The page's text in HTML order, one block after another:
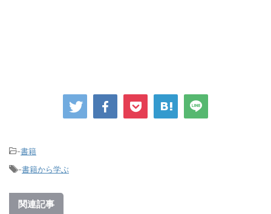
-書籍
-書籍から学ぶ
関連記事